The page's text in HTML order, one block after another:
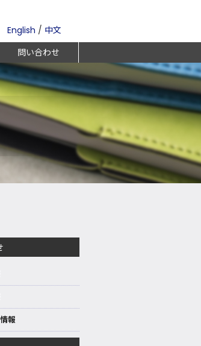
English / 中文
問い合わせ
報